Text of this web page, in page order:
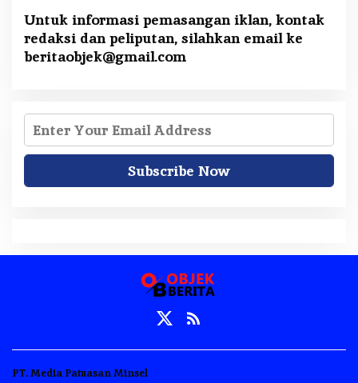
Untuk informasi pemasangan iklan, kontak
redaksi dan peliputan, silahkan email ke
beritaobjek@gmail.com
PT. Media Patuasan Minsel